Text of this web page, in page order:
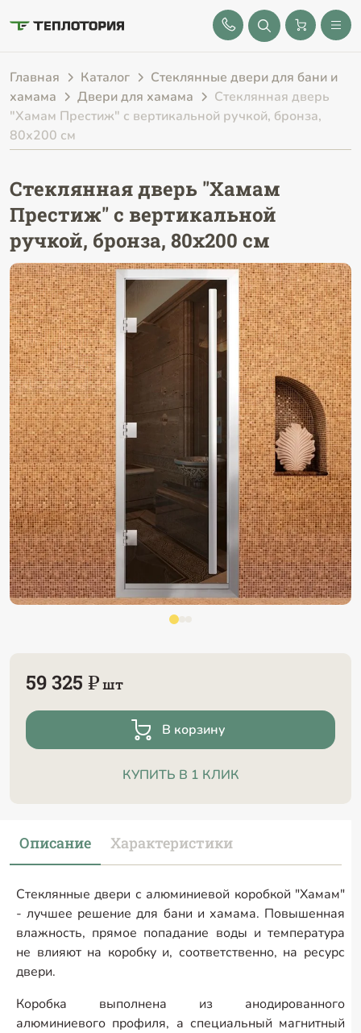
8 (843) 212-25-32
Главная Каталог
Стеклянные двери для бани и
хамама
Двери для хамама
Стеклянная дверь
"Хамам Престиж" с вертикальной ручкой, бронза,
80х200 см
Стеклянная дверь "Хамам
Престиж" с вертикальной
ручкой, бронза, 80х200 см
59 325 ₽шт
В корзину
КУПИТЬ В 1 КЛИК
Описание Характеристики
Стеклянные двери с алюминиевой коробкой "Хамам"
- лучшее решение для бани и хамама. Повышенная
влажность, прямое попадание воды и температура
не влияют на коробку и, соответственно, на ресурс
двери.
Коробка выполнена из анодированного
алюминиевого профиля, а специальный магнитный